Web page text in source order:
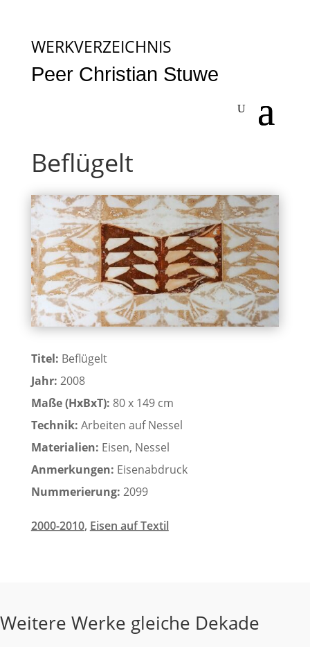
WERKVERZEICHNIS
Peer Christian Stuwe
Beflügelt
Titel: Beflügelt
Jahr: 2008
Maße (HxBxT): 80 x 149 cm
Technik: Arbeiten auf Nessel
Materialien: Eisen, Nessel
Anmerkungen: Eisenabdruck
Nummerierung: 2099
2000-2010, Eisen auf Textil
Weitere Werke gleiche Dekade